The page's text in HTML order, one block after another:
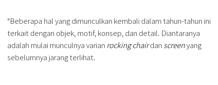
"Beberapa hal yang dimunculkan kembali dalam tahun-tahun ini
terkait dengan objek, motif, konsep, dan detail. Diantaranya
adalah mulai munculnya varian rocking chairdan screenyang
sebelumnya jarang terlihat.